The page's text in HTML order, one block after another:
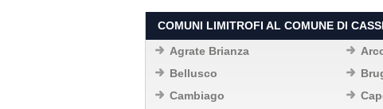
COMUNI LIMITROFI AL COMUNE DI
Agrate Brianza
Bellusco
Cambiago